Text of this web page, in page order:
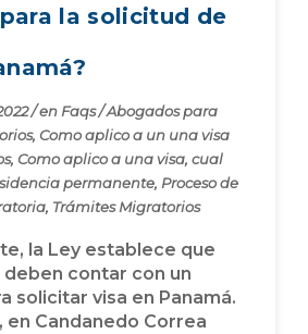
la solicitud de
/en Faqs/Abogados para
, Como aplico a un una visa
, Como aplico a una visa, cual
permanente, Proceso de
, Trámites Migratorios
la Ley establece que
deben contar con un
solicitar visa en Panamá.
en Candanedo Correa